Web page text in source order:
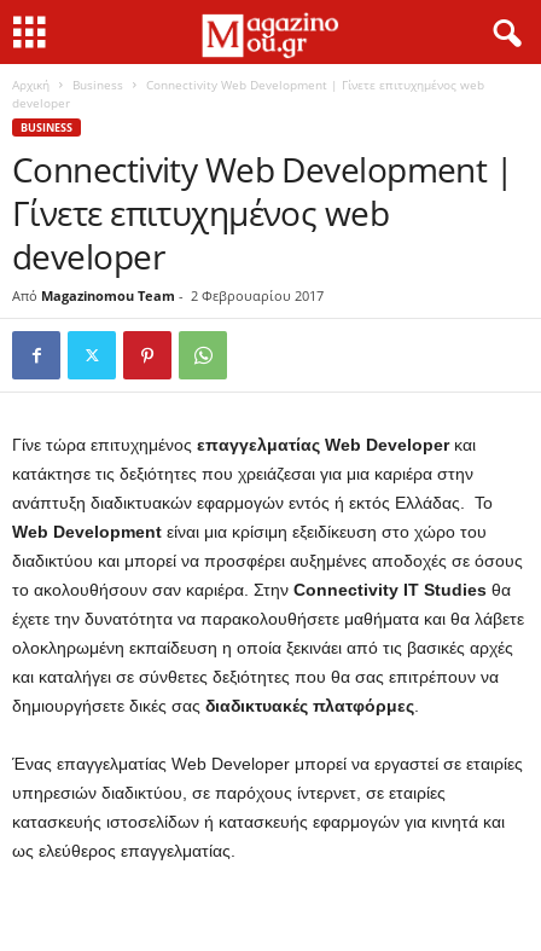
Αρχική Business
Connectivity Web Development | Γίνετε επιτυχημένος web
developer
BUSINESS
Connectivity Web Development |
Γίνετε επιτυχημένος web
developer
Από Magazinomou Team - 2 Φεβρουαρίου 2017
Γίνε τώρα επιτυχημένος επαγγελματίας Web Developerκαι
κατάκτησε τις δεξιότητες που χρειάζεσαι για μια καριέρα στην
ανάπτυξη διαδικτυακών εφαρμογών εντός ή εκτός Ελλάδας. To
Web Development είναι μια κρίσιμη εξειδίκευση στο χώρο του
διαδικτύου και μπορεί να προσφέρει αυξημένες αποδοχές σε όσους
το ακολουθήσουν σαν καριέρα. Στην Connectivity IT Studies θα
έχετε την δυνατότητα να παρακολουθήσετε μαθήματα και θα λάβετε
ολοκληρωμένη εκπαίδευση η οποία ξεκινάει από τις βασικές αρχές
και καταλήγει σε σύνθετες δεξιότητες που θα σας επιτρέπουν να
δημιουργήσετε δικές σας διαδικτυακές πλατφόρμες
Ένας επαγγελματίας Web Developer μπορεί να εργαστεί σε εταιρίες
υπηρεσιών διαδικτύου, σε παρόχους ίντερνετ, σε εταιρίες
κατασκευής ιστοσελίδων ή κατασκευής εφαρμογών για κινητά και
ως ελεύθερος επαγγελματίας.